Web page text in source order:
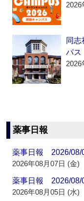
2026
同
パ
2026
薬事日報
薬事日報 2026/08/
2026年08月07日 (金)
薬事日報 2026/08/
2026年08月05日 (水)